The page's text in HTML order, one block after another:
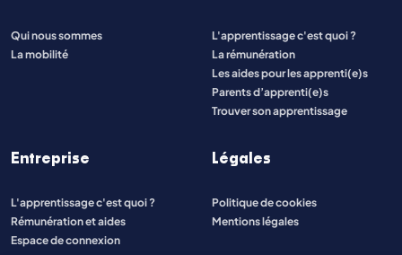
Qui nous sommes
La mobilité
L'apprentissage c'est quoi ?
La rémunération
Les aides pour les apprenti(e)s
Parents d’apprenti(e)s
Trouver son apprentissage
Entreprise
L'apprentissage c'est quoi ?
Rémunération et aides
Espace de connexion
Légales
Politique de cookies
Mentions légales